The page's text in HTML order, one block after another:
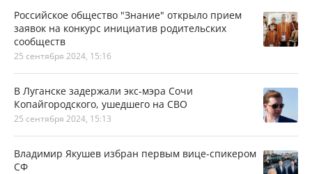
Российское общество "Знание" открыло прием
заявок на конкурс инициатив родительских
сообществ
25 сентября 2024, 15:16
В Луганске задержали экс-мэра Сочи
Копайгородского, ушедшего на СВО
25 сентября 2024, 15:13
Владимир Якушев избран первым вице-спикером
СФ